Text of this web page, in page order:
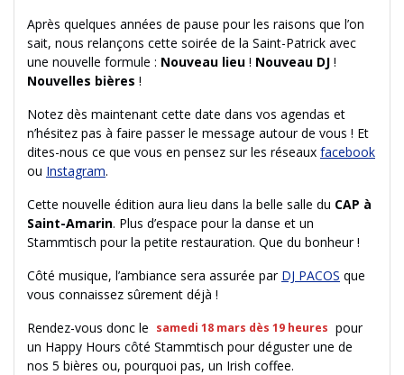
Après quelques années de pause pour les raisons que l’on
sait, nous relançons cette soirée de la Saint-Patrick avec
une nouvelle formule : Nouveau lieu ! Nouveau DJ !
Nouvelles bières !
Notez dès maintenant cette date dans vos agendas et
n’hésitez pas à faire passer le message autour de vous ! Et
dites-nous ce que vous en pensez sur les réseaux facebook
ou Instagram.
Cette nouvelle édition aura lieu dans la belle salle du CAP à
Saint-Amarin. Plus d’espace pour la danse et un
Stammtisch pour la petite restauration. Que du bonheur !
Côté musique, l’ambiance sera assurée par DJ PACOS que
vous connaissez sûrement déjà !
Rendez-vous donc le samedi 18 mars dès 19 heures pour
un Happy Hours côté Stammtisch pour déguster une de
nos 5 bières ou, pourquoi pas, un Irish coffee.